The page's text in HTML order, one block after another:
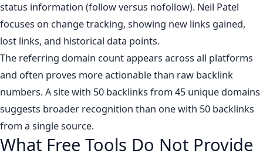
status information (follow versus nofollow). Neil Patel
focuses on change tracking, showing new links gained,
lost links, and historical data points.
The referring domain count appears across all platforms
and often proves more actionable than raw backlink
numbers. A site with 50 backlinks from 45 unique domains
suggests broader recognition than one with 50 backlinks
from a single source.
What Free Tools Do Not Provide